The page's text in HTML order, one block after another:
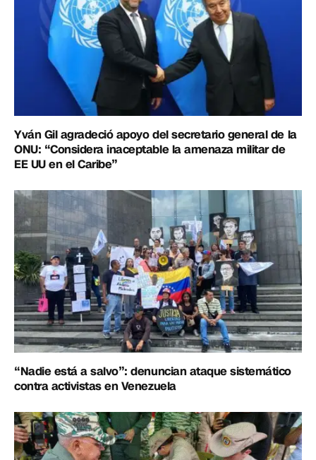
Yván Gil agradeció apoyo del secretario general de la
ONU: “Considera inaceptable la amenaza militar de
EE UU en el Caribe”
“Nadie está a salvo”: denuncian ataque sistemático
contra activistas en Venezuela